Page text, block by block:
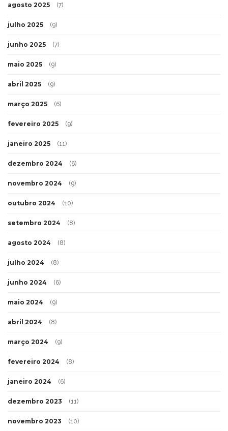
agosto 2025 (7)
julho 2025 (9)
junho 2025 (7)
maio 2025 (9)
abril 2025 (9)
março 2025 (6)
fevereiro 2025 (9)
janeiro 2025 (11)
dezembro 2024 (6)
novembro 2024 (9)
outubro 2024 (10)
setembro 2024 (8)
agosto 2024 (8)
julho 2024 (8)
junho 2024 (6)
maio 2024 (9)
abril 2024 (8)
março 2024 (9)
fevereiro 2024 (8)
janeiro 2024 (6)
dezembro 2023 (11)
novembro 2023 (10)